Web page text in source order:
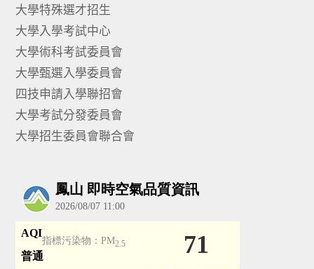
大學特殊選才招生
大學入學考試中心
大學術科考試委員會
大學甄選入學委員會
四技申請入學聯招會
大學考試分發委員會
大學招生委員會聯合會